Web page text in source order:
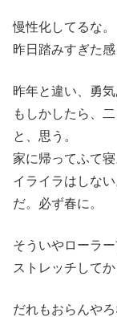
慢性化してるな。
昨日踏みすぎた
昨年と違い、勇気
もしかしたら、
と、思う。
家に帰ってふて寝
イライラはしな
だ。必ず春に。
そういやローラ
ストレッチして
だれもおらんや